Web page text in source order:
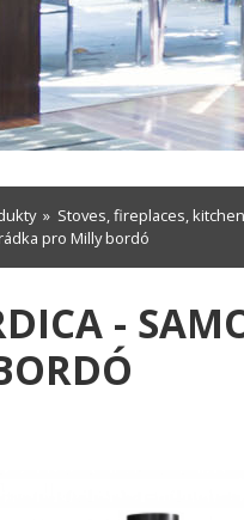
» Stoves, fireplaces,
pro Milly bordó
-